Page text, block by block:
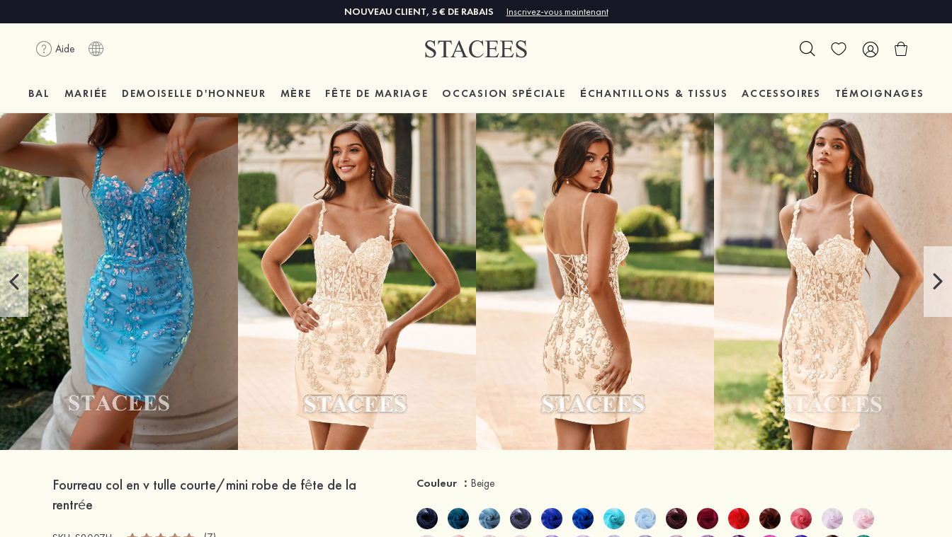
NOUVEAU CLIENT, 5 € DE RABAIS Inscrivez-vous maintenant
Aide
BAL MARIÉE DEMOISELLE D'HONNEUR MÈRE FÊTE DE MARIAGE OCCASION SPÉCIALE ÉCHANTILLONS & TISSUS ACCESSOIRES TÉMOIGNAGES
Fourreau col en v tulle courte/mini robe de fête de la
rentrée
Couleur ：Beige